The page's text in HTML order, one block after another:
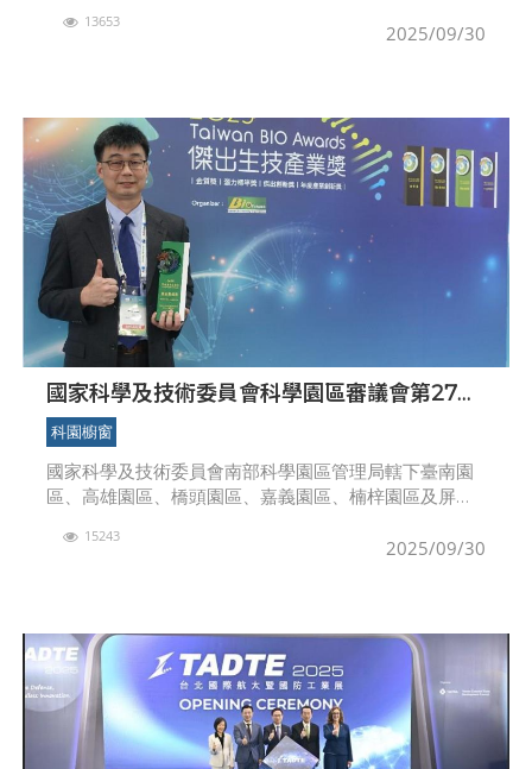
技術委員會南部科學園區管理局、國立成功大學及社團
2025/09/30
13653
國家科學及技術委員會科學園區審議會第27次
會議核准投資案
科園櫥窗
國家科學及技術委員會南部科學園區管理局轄下臺南園
區、高雄園區、橋頭園區、嘉義園區、楠梓園區及屏東
累計投資金額為新臺幣303.48億元，園區有效核2025/09/30
15243